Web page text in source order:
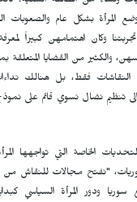
المرأة بشكل عام والصعوبات
وكان اهتمامهن كبيراً
والكثير من القضايا المتعلقة
النقاشات فقط، بل هنالك
تنظيم نضال نسوي قائم على نموذج
الخاصة التي تواجهها
"نفتح مجالات للنقاش
ودور المرأة السياسي